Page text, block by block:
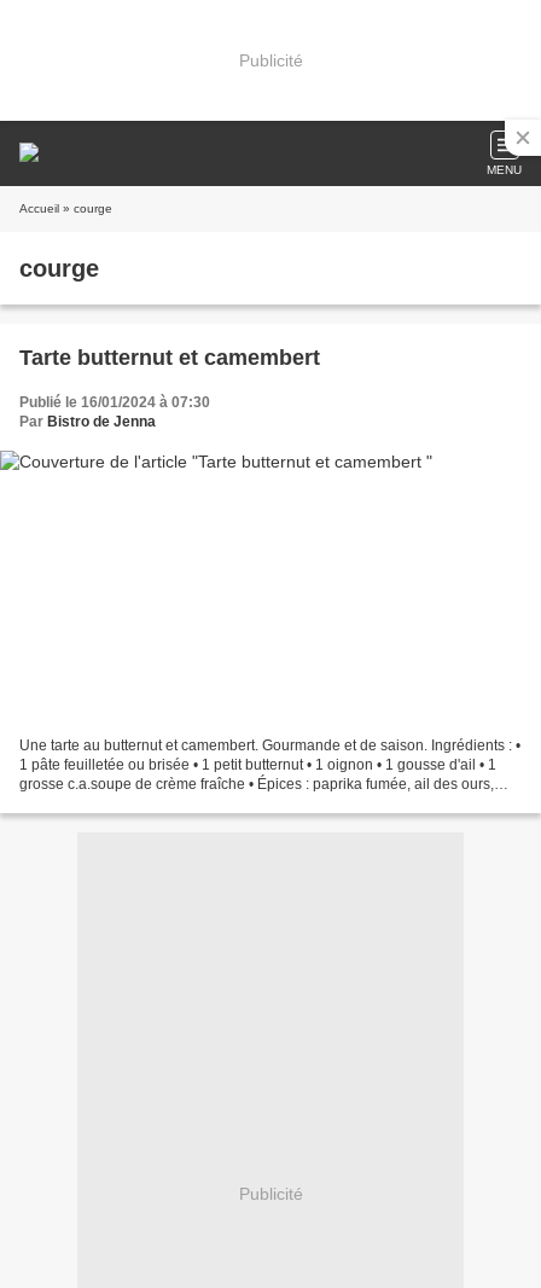
Publicité
MENU
Accueil » courge
courge
Tarte butternut et camembert
Publié le 16/01/2024 à 07:30
Par Bistro de Jenna
Une tarte au butternut et camembert. Gourmande et de saison. Ingrédients : •
1 pâte feuilletée ou brisée • 1 petit butternut • 1 oignon • 1 gousse d'ail • 1
grosse c.a.soupe de crème fraîche • Épices : paprika fumée, ail des ours,
Publicité